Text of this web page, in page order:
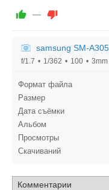
—
samsung SM-
f/1.7 1/362 100 3mm
Формат файла
Размер
Дата съёмки
Альбом
Просмотры
Скачиваний